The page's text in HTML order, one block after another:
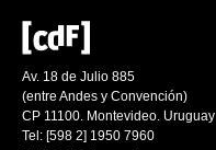
Av. 18 de Julio 885
(entre Andes y Convención)
CP 11100. Montevideo. Uruguay
Tel: [598 2] 1950 7960